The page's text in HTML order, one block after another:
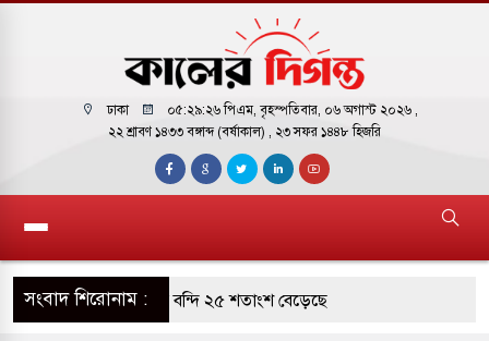
ঢাকা ০৫:২৯:২৭ পিএম, বৃহস্পতিবার, ০৬ অগাস্ট ২০২৬ ,
২২ শ্রাবণ ১৪৩৩ বঙ্গাব্দ (বর্ষাকাল) , ২৩ সফর ১৪৪৮ হিজরি
সংবাদ শিরোনাম :
দক্ষিণ কোরিয়ার বন্দি ২৫ শতাংশ বেড়েছে